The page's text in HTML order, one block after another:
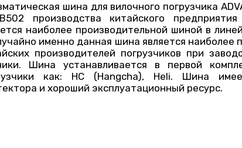
шина для вилочного погрузчика
производства китайского
наиболее производительной шиной в
именно данная шина является наиболее
производителей погрузчиков при
Шина устанавливается в первой
как: HC (Hangcha), Heli. Шина
и хороший эксплуатационный ресурс.